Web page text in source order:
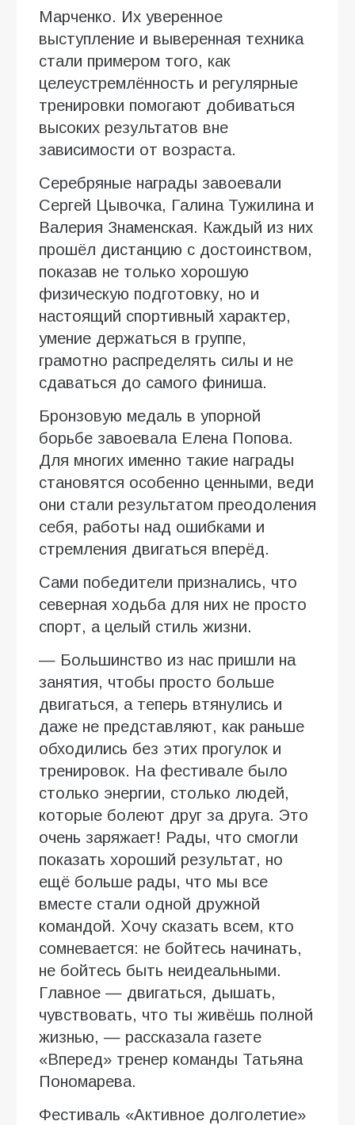
Марченко. Их уверенное
выступление и выверенная техника
стали примером того, как
целеустремлённость и регулярные
тренировки помогают добиваться
высоких результатов вне
зависимости от возраста.
Серебряные награды завоевали
Сергей Цывочка, Галина Тужилина и
Валерия Знаменская. Каждый из них
прошёл дистанцию с достоинством,
показав не только хорошую
физическую подготовку, но и
настоящий спортивный характер,
умение держаться в группе,
грамотно распределять силы и не
сдаваться до самого финиша.
Бронзовую медаль в упорной
борьбе завоевала Елена Попова.
Для многих именно такие награды
становятся особенно ценными, веди
они стали результатом преодоления
себя, работы над ошибками и
стремления двигаться вперёд.
Сами победители признались, что
северная ходьба для них не просто
спорт, а целый стиль жизни.
— Большинство из нас пришли на
занятия, чтобы просто больше
двигаться, а теперь втянулись и
даже не представляют, как раньше
обходились без этих прогулок и
тренировок. На фестивале было
столько энергии, столько людей,
которые болеют друг за друга. Это
очень заряжает! Рады, что смогли
показать хороший результат, но
ещё больше рады, что мы все
вместе стали одной дружной
командой. Хочу сказать всем, кто
сомневается: не бойтесь начинать,
не бойтесь быть неидеальными.
Главное — двигаться, дышать,
чувствовать, что ты живёшь полной
жизнью, — рассказала газете
«Вперед» тренер команды Татьяна
Пономарева.
Фестиваль «Активное долголетие»